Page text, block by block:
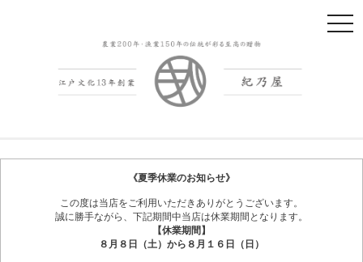
t
《夏季休業のお知らせ》
この度は当店をご利用いただきありがとうございます。
誠に勝手ながら、下記期間中当店は休業期間となります。
【休業期間】
８月８日（土）から８月１６日（日）